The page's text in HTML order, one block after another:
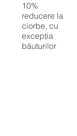
10%
reducere la
ciorbe, cu
excepția
băuturilor